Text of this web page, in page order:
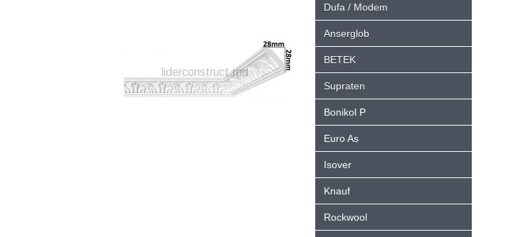
Dufa / Modem
Anserglob
BETEK
Supraten
Bonikol P
Euro As
Isover
Knauf
Rockwool